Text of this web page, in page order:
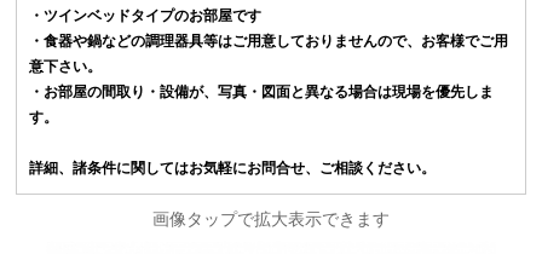
・ツインベッドタイプのお部屋です
・食器や鍋などの調理器具等はご用意しておりませんので、お客様でご用
意下さい。
・お部屋の間取り・設備が、写真・図面と異なる場合は現場を優先しま
す。
詳細、諸条件に関してはお気軽にお問合せ、ご相談ください。
画像タップで拡大表示できます